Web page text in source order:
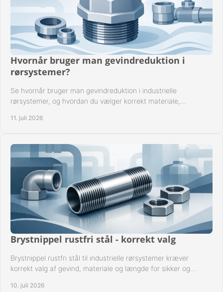
Hvornår bruger man gevindreduktion i
rørsystemer?
Se hvornår bruger man gevindreduktion i industrielle
rørsystemer, og hvordan du vælger korrekt materiale,
11. juli 2026
Brystnippel rustfri stål - korrekt valg
Brystnippel rustfri stål til industrielle rørsystemer kræver
korrekt valg af gevind, materiale og længde for sikker og
10. juli 2026